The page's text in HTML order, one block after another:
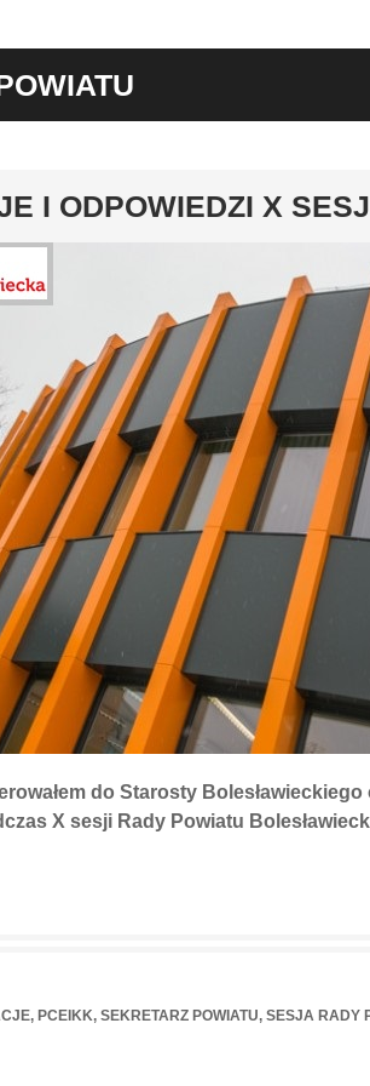
I ODPOWIEDZI X
do Starosty
X sesji Rady Powiatu
, PCEIKK, SEKRETARZ POWIATU, SESJA RADY